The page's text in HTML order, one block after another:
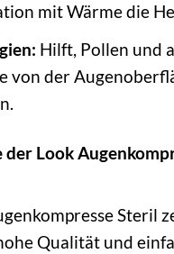
mit Wärme die
Hilft, Pollen und
von der
der Look
Steril
Qualität und